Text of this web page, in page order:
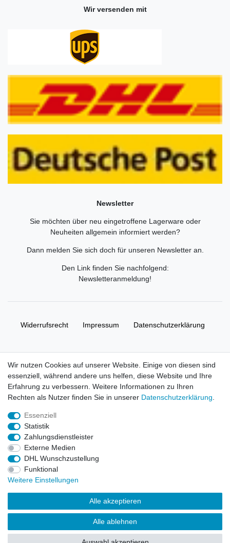
Wir versenden mit
Newsletter
Sie möchten über neu eingetroffene Lagerware oder
Neuheiten allgemein informiert werden?
Dann melden Sie sich doch für unseren Newsletter an.
Den Link finden Sie nachfolgend:
Newsletteranmeldung!
Widerrufs­recht Impressum Daten­schutz­erklärung
© Copyright 2026 | Alle Rechte vorbehalten. HL-
Handelsgesellschaft mbH.
Alle Markennamen, Warenzeichen sowie sämtliche Produktbilder
und Beschreibungen sind Eigentum Ihrer rechtmäßigen
Eigentümer und dienen hier nur der Beschreibung.
Preise nur für registrierte Händler, ansonsten zeigt der Shop 0,00
€
LEGO, das LEGO Logo, die Minifigur, DUPLO, LEGENDS OF
CHIMA, NINJAGO, BIONICLE, MINDSTORMS und MIXELS sind
urheberrechtlich geschützte Markenzeichen der LEGO Gruppe.
Wir nutzen Cookies auf unserer Website. Einige von diesen sind
essenziell, während andere uns helfen, diese Website und Ihre
Erfahrung zu verbessern. Weitere Informationen zu Ihren
Rechten als Nutzer finden Sie in unserer Daten­schutz­erklärung
Essenziell
Statistik
Zahlungsdienstleister
Externe Medien
DHL Wunschzustellung
Funktional
Weitere Einstellungen
Alle akzeptieren
Alle ablehnen